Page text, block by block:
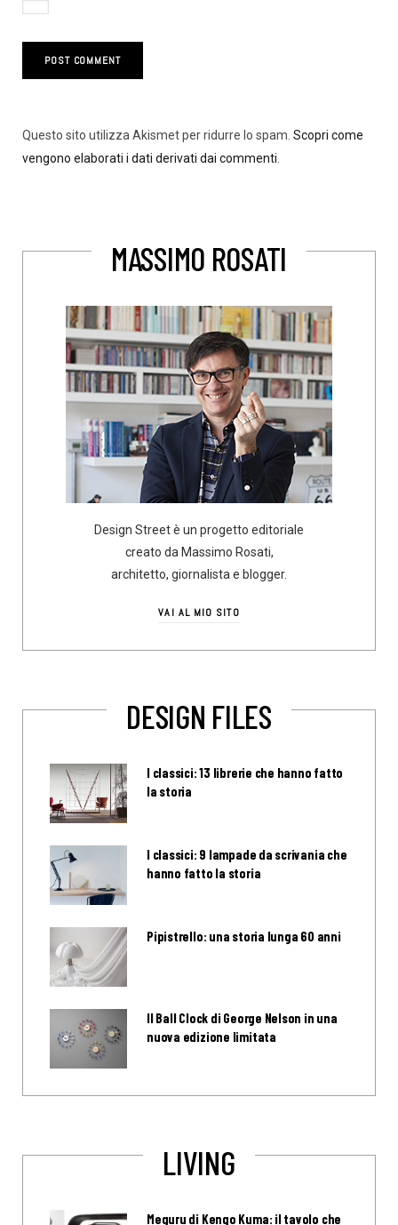
Questo sito utilizza Akismet per ridurre lo spam. Scopri come
vengono elaborati i dati derivati dai commenti.
MASSIMO ROSATI
Design Street è un progetto editoriale
creato da Massimo Rosati,
architetto, giornalista e blogger.
VAI AL MIO SITO
DESIGN FILES
I classici: 13 librerie che hanno fatto
la storia
I classici: 9 lampade da scrivania che
hanno fatto la storia
Pipistrello: una storia lunga 60 anni
Il Ball Clock di George Nelson in una
nuova edizione limitata
LIVING
Meguru di Kengo Kuma: il tavolo che